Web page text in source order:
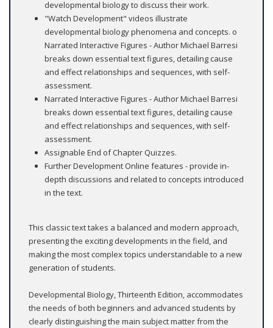
developmental biology to discuss their work.
"Watch Development" videos illustrate
developmental biology phenomena and concepts. o
Narrated Interactive Figures - Author Michael Barresi
breaks down essential text figures, detailing cause
and effect relationships and sequences, with self-
assessment.
Narrated Interactive Figures - Author Michael Barresi
breaks down essential text figures, detailing cause
and effect relationships and sequences, with self-
assessment.
Assignable End of Chapter Quizzes.
Further Development Online features - provide in-
depth discussions and related to concepts introduced
in the text.
This classic text takes a balanced and modern approach,
presenting the exciting developments in the field, and
making the most complex topics understandable to a new
generation of students.
Developmental Biology, Thirteenth Edition, accommodates
the needs of both beginners and advanced students by
clearly distinguishing the main subject matter from the